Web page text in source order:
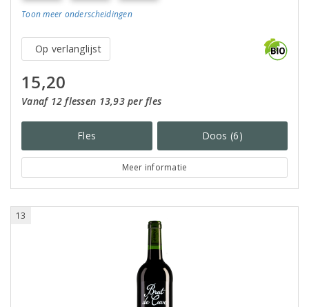
Toon meer onderscheidingen
Op verlanglijst
15,20
Vanaf 12 flessen 13,93 per fles
Fles Doos (6)
Meer informatie
13